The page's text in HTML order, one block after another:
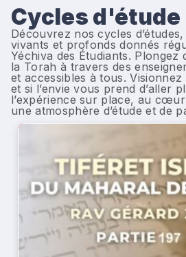
Cycles d'étude
Découvrez nos cycles
vivants et profonds donnés
Yéchiva des Étudiants. Plongez
la Torah à travers des
et accessibles à tous.
et si l’envie vous prend d’aller
l’expérience sur place, au
une atmosphère d’étude et de